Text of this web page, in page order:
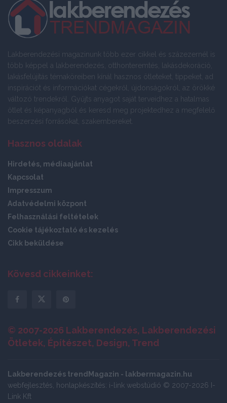
Lakberendezési magazinunk több ezer cikkel és százezernél is
több képpel a lakberendezés, otthonteremtés, lakásdekoráció,
lakásfelújítás témaköreiben kínál hasznos ötleteket, tippeket, ad
inspirációt és információkat cégekről, újdonságokról, az örökké
változó trendekről. Gyűjts anyagot saját terveidhez a hatalmas
ötlet és képanyagból és keresd meg projektedhez a megfelelő
beszerzési forrásokat, szakembereket.
Hasznos oldalak
Hirdetés, médiaajánlat
Kapcsolat
Impresszum
Adatvédelmi központ
Felhasználási feltételek
Cookie tájékoztató és kezelés
Cikk beküldése
Kövesd cikkeinket:
© 2007-2026 Lakberendezés, Lakberendezési
Ötletek, Építészet, Design, Trend
Lakberendezés trendMagazin - lakbermagazin.hu
webfejlesztés, honlapkészítés: i-link webstúdió © 2007-2026 I-
Link Kft